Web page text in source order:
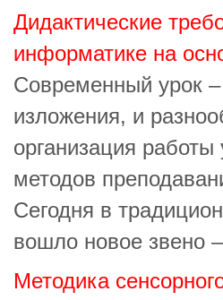
Дидактические
информатике на
Современный урок –
изложения, и
организация
методов
Сегодня в
вошло новое звено
Методика